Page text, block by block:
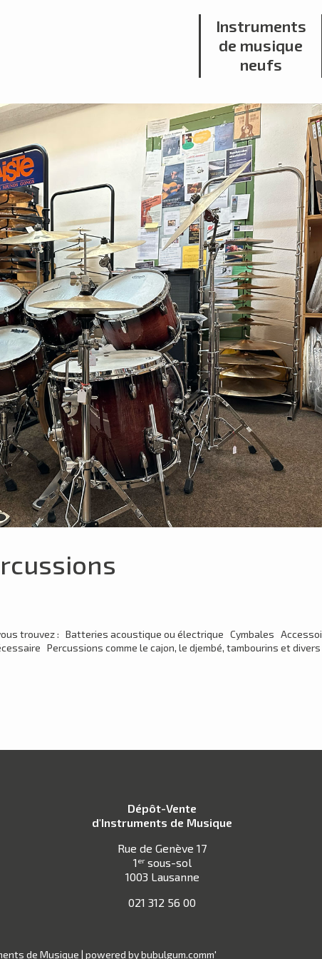
Instruments
de musique
neufs
trouvez : Batteries acoustique ou électrique Cymbales
Percussions comme le cajon, le djembé, tambourins et divers
Dépôt-Vente
d'Instruments de Musique
Rue de Genève 17
1 ersous-sol
1003 Lausanne
021 312 56 00
de Musique | powered by bubulgum.comm'